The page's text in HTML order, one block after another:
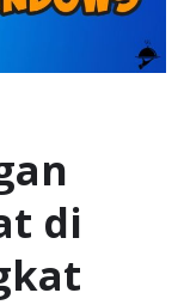
di